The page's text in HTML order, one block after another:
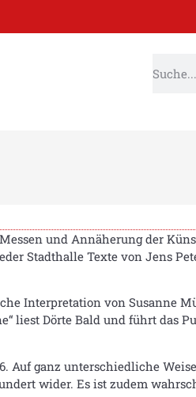
und Annäherung der
Stadthalle Texte von Jens
Interpretation von Susanne
liest Dörte Bald und führt das
Auf ganz unterschiedliche
wider. Es ist zudem